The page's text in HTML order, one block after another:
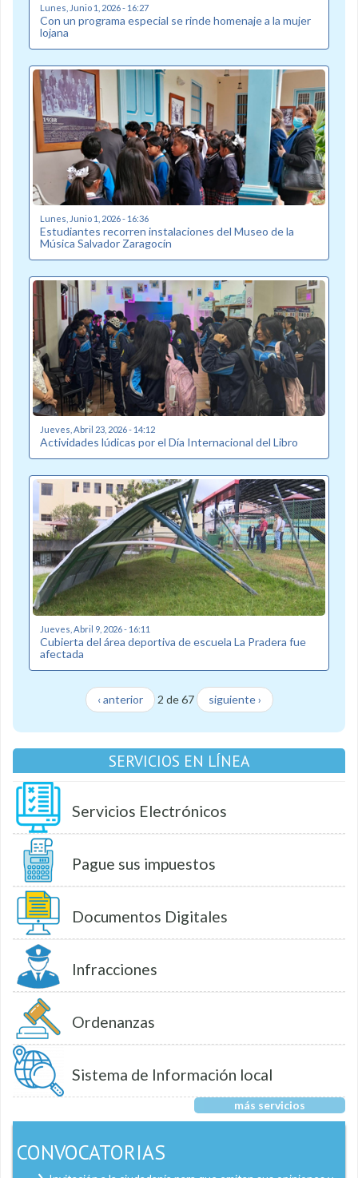
Lunes, Junio 1, 2026 - 16:27
Con un programa especial se rinde homenaje a la mujer
lojana
Lunes, Junio 1, 2026 - 16:36
Estudiantes recorren instalaciones del Museo de la
Música Salvador Zaragocín
Jueves, Abril 23, 2026 - 14:12
Actividades lúdicas por el Día Internacional del Libro
Jueves, Abril 9, 2026 - 16:11
Cubierta del área deportiva de escuela La Pradera fue
afectada
‹ anterior 2 de 67 siguiente ›
SERVICIOS EN LÍNEA
Servicios Electrónicos
Pague sus impuestos
Documentos Digitales
Infracciones
Ordenanzas
Sistema de Información local
más servicios
CONVOCATORIAS